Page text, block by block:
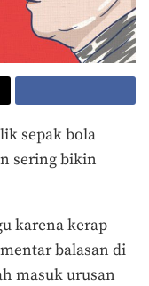
sepak bola
sering bikin
karena kerap
balasan di
masuk urusan